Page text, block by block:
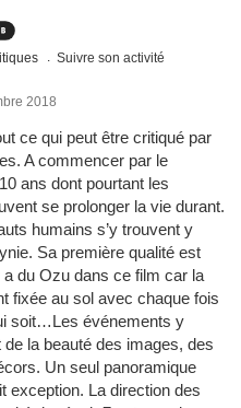
Suivre son activité
2018
ce qui peut être critiqué par
A commencer par le
ans dont pourtant les
se prolonger la vie durant.
humains s’y trouvent y
Sa première qualité est
du Ozu dans ce film car la
fixée au sol avec chaque fois
soit…Les événements y
la beauté des images, des
Un seul panoramique
exception. La direction des